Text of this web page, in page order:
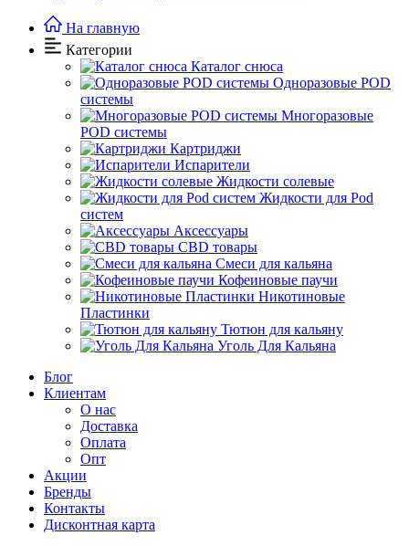
На главную
Категории
Каталог снюса
Одноразовые POD
системы
Многоразовые
POD системы
Картриджи
Испарители
Жидкости солевые
Жидкости для Pod
систем
Аксессуары
CBD товары
Cмеси для кальяна
Кофеиновые паучи
Никотиновые
Пластинки
Тютюн для кальяну
Уголь Для Кальяна
Блог
Клиентам
О нас
Доставка
Оплата
Опт
Акции
Бренды
Контакты
Дисконтная карта